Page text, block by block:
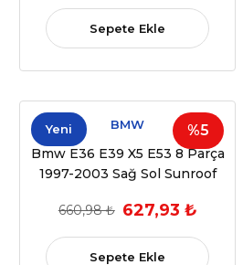
Sepete Ekle
%5
Yeni BMW
Bmw E36 E39 X5 E53 8 Parça
1997-2003 Sağ Sol Sunroof
811694523)
660,98 ₺ 627,93 ₺
Sepete Ekle